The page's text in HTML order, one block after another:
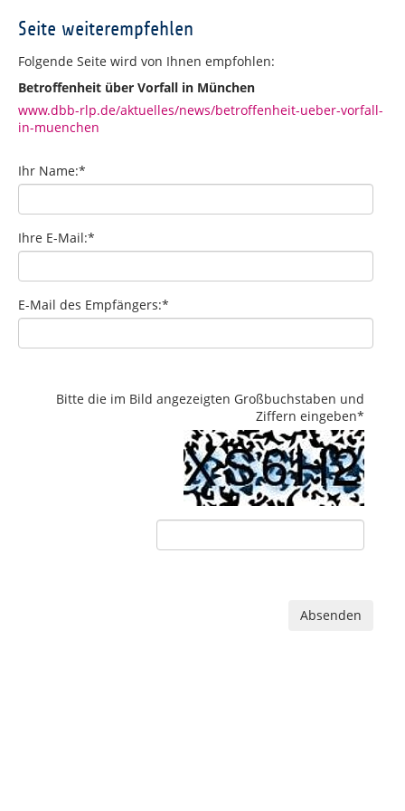
Seite weiterempfehlen
Folgende Seite wird von Ihnen empfohlen:
Betroffenheit über Vorfall in München
www.dbb-rlp.de/aktuelles/news/betroffenheit-ueber-vorfall-
in-muenchen
Ihr Name:*
Ihre E-Mail:*
E-Mail des Empfängers:*
Bitte die im Bild angezeigten Großbuchstaben und
Ziffern eingeben*
Absenden